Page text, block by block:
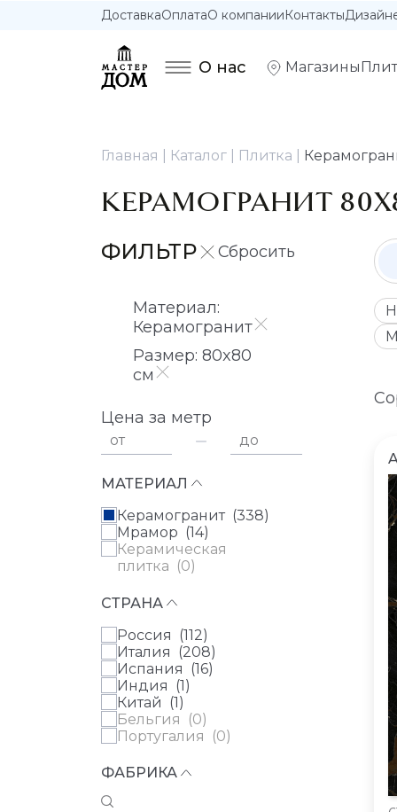
ДоставкаОплатаО компанииКонтакты
О нас Магазины
Главная Каталог Плитка
КЕРАМОГРАНИТ
ФИЛЬТР
Материал:
Керамогранит
Размер: 80x80
см
Цена за метр
от до
МАТЕРИАЛ
Керамогранит (338)
Мрамор (14)
Керамическая
плитка (0)
СТРАНА
Россия (112)
Италия (208)
Испания (16)
Индия (1)
Китай (1)
Бельгия (0)
Португалия (0)
ФАБРИКА